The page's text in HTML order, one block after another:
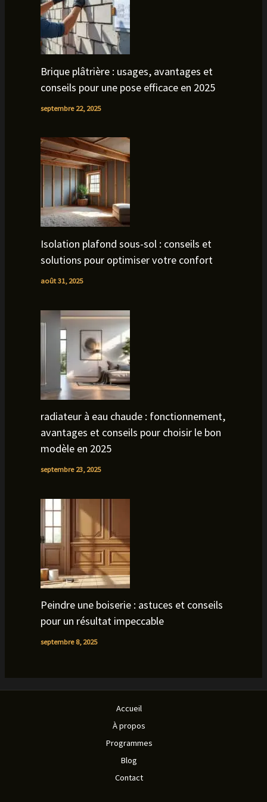
Brique plâtrière : usages, avantages et
conseils pour une pose efficace en 2025
septembre 22, 2025
Isolation plafond sous-sol : conseils et
solutions pour optimiser votre confort
août 31, 2025
radiateur à eau chaude : fonctionnement,
avantages et conseils pour choisir le bon
modèle en 2025
septembre 23, 2025
Peindre une boiserie : astuces et conseils
pour un résultat impeccable
septembre 8, 2025
Accueil
À propos
Programmes
Blog
Contact